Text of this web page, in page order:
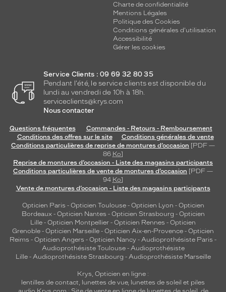
Charte de confidentialité
Mentions Légales
Politique des Cookies
Conditions générales d'utilisation
Accessibilité
Gérer les cookies
Service Clients : 09 69 32 80 35
Pendant l'été, le service clients est disponible du
lundi au vendredi de 10h à 18h.
serviceclients@krys.com
Nous contacter
Questions fréquentes
Commandes - Retours - Remboursement
Conditions des offres sur le site
Conditions générales de vente
Conditions particulières de reprise de montures d’occasion [PDF —
86 Ko]
Reprise de montures d’occasion - Liste des magasins participants
Conditions particulières de vente de montures d’occasion [PDF —
94 Ko]
Vente de montures d’occasion - Liste des magasins participants
Opticien Paris - Opticien Toulouse- Opticien Lyon - Opticien
Bordeaux- Opticien Nantes - Opticien Strasbourg - Opticien
Lille - Opticien Montpellier - Opticien Rennes - Opticien
Grenoble - Opticien Marseille - Opticien Aix-en-Provence - Opticien
Reims - Opticien Angers - Opticien Nancy - Audioprothésiste Paris -
Audioprothésiste Toulouse- Audioprothésiste
Lille- Audioprothésiste Strasbourg - Audioprothésiste Marseille
Krys, Opticien en ligne :
lentilles de contact, lunettes de vue, lunettes de soleil et piles